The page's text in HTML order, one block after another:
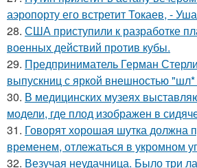
аэропорту его встретит Токаев, -
28. США приступили к разработке
военных действий против кубы.
29. Предприниматель Герман
выпускниц с яркой внешностью
30. В медицинских музеях
модели, где плод изображен в
31. Говорят хорошая шутка должна
временем, отлежаться в укромном
32. Везучая неудачница. Было три